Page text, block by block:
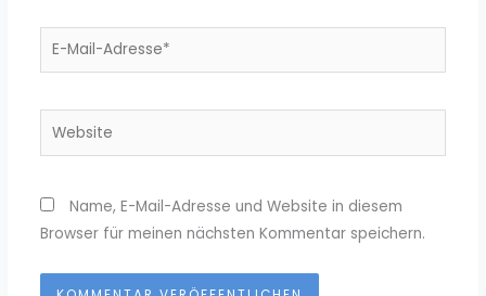
E-
Mail-
Website
Name, E-Mail-Adresse und Website in diesem
Browser für meinen nächsten Kommentar speichern.